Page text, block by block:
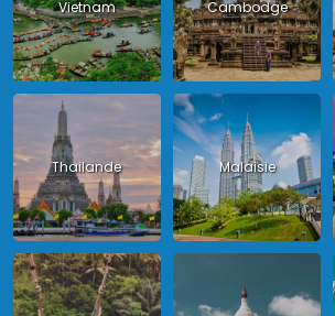
Vietnam Cambodge
Thailande Malaisie